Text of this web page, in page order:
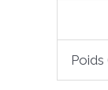
Poids